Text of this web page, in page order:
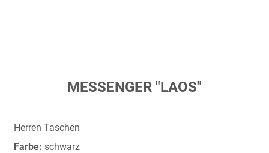
springen
MESSENGER "LAOS"
Herren Taschen
Farbe: schwarz